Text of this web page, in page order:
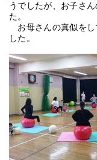
うでしたが、お子さ
た。
お母さんの真似をし
した。